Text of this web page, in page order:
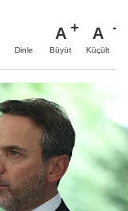
Dinle
A
Büyüt
A
Küçült